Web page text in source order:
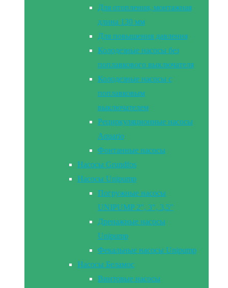
Для отопления, монтажная
длина 130 мм
Для повышения давления
Колодезные насосы без
поплавкового выключателя
Колодезные насосы с
поплавковым
выключателем
Рециркуляционные насосы
Aquario
Фонтанные насосы
Насосы Grundfos
Насосы Unipump
Погружные насосы
UNIPUMP 2″, 3″, 3,5″
Дренажные насосы
Unipump
Фекальные насосы Unipump
Насосы Беламос
Винтовые насосы